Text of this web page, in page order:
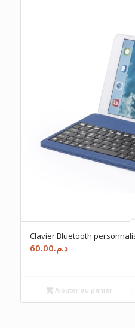
Clavier Bluetooth
د.م.60.00
Ajouter au panier